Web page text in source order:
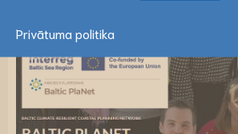
Privātuma politika